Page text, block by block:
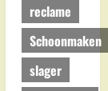
reclame
Schoonmaken
slager